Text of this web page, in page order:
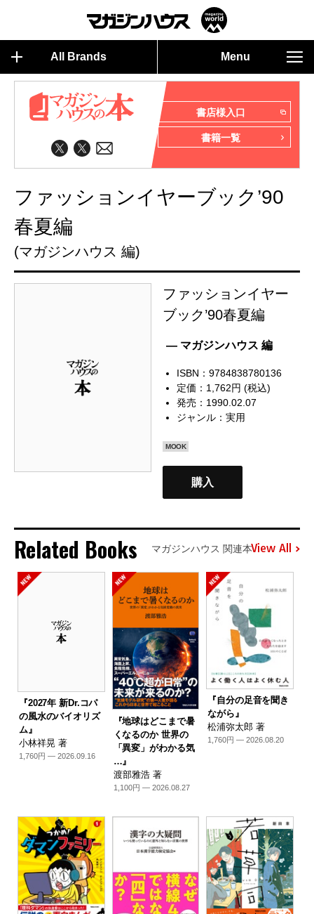
All Brands Menu
書店様入口
書籍一覧
ファッションイヤーブック’90
春夏編
(マガジンハウス 編)
ファッションイヤー
ブック’90春夏編
— マガジンハウス 編
ISBN：9784838780136
定価：1,762円 (税込)
発売：1990.02.07
ジャンル：実用
MOOK
購入
Related Books マガジンハウス 関連本View All
『2027年 新Dr.コパ
の風水のバイオリズ
ム』
小林祥晃 著
1,760円 — 2026.09.16
『地球はどこまで暑
くなるのか 世界の
「異変」がわかる気
…』
渡部雅浩 著
1,100円 — 2026.08.27
『自分の足音を聞き
ながら』
松浦弥太郎 著
1,760円 — 2026.08.20